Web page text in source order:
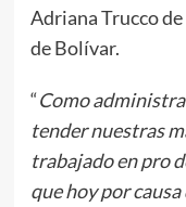
Adriana Trucco
de Bolívar.
“Como
tender nuestras
trabajado en pro
que hoy por